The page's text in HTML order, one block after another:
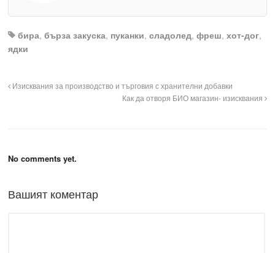
бира, бърза закуска, пуканки, сладолед, фреш, хот-дог,
ядки
Изисквания за производство и търговия с хранителни добавки
Как да отворя БИО магазин- изисквания
No comments yet.
Вашият коментар